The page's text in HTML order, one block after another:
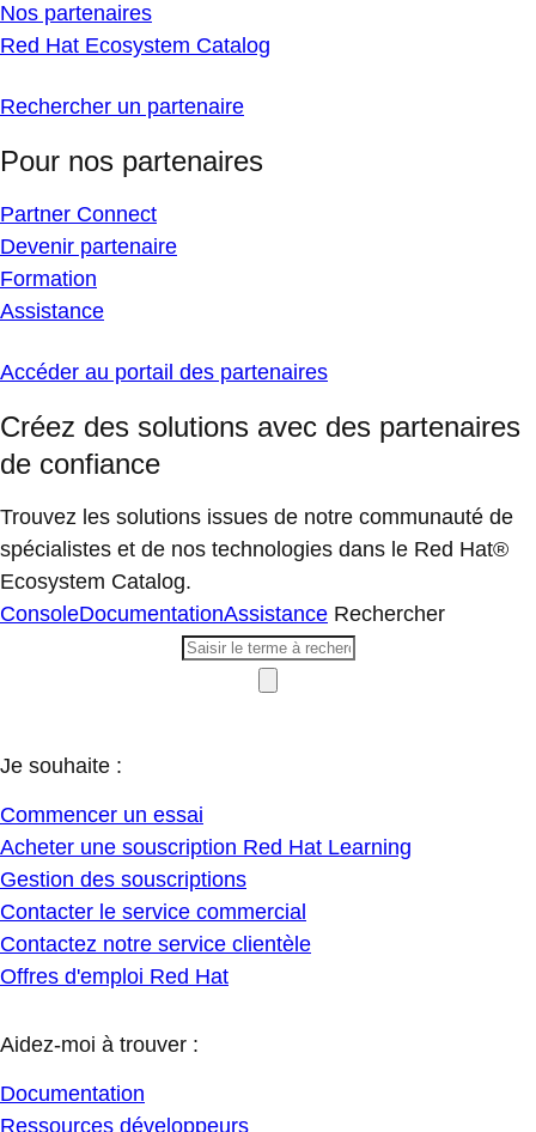
Nos partenaires
Red Hat Ecosystem Catalog
Rechercher un partenaire
Pour nos partenaires
Partner Connect
Devenir partenaire
Formation
Assistance
Accéder au portail des partenaires
Créez des solutions avec des partenaires
de confiance
Trouvez les solutions issues de notre communauté de
spécialistes et de nos technologies dans le Red Hat®
Ecosystem Catalog.
ConsoleDocumentationAssistance Rechercher
Je souhaite :
Commencer un essai
Acheter une souscription Red Hat Learning
Gestion des souscriptions
Contacter le service commercial
Contactez notre service clientèle
Offres d'emploi Red Hat
Aidez-moi à trouver :
Documentation
Ressources développeurs